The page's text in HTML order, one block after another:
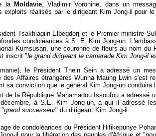
la Moldavie, Vladimir Voronine, dans un
exploits réalisés par le dirigeant Kim Jong-il pour
Tsakhiagiin Elbegdorj et le Premier ministre
condoléances à S. E. Kim Jong-un.
Kumsusan, une couronne de fleurs au nom du
inscrit "le grand dirigeant le camarade Kim Jong-il
le Président Thein Sein a adressé un
des Affaires étrangères Wunna Maung Lwin s'est
sa conviction que le général Kim Jong-un conduira
de la République Mahamadou Issoufou a adressé
à S.E. Kim Jong-un, à qui il adressé
"grand successeur" du dirigeant Kim Jong-il.
de condoléances du Président Hifikepunye